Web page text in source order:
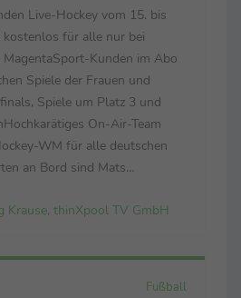
Live-Hockey vom 15. bis
für alle nur bei
Kunden im Abo
Spiele der Frauen und
Spiele um Platz 3 und
On-Air-Team
WM für alle deutschen
an Bord sind Mats
Nationalteams Der
Krause, thinXpool TV GmbH
Fußball